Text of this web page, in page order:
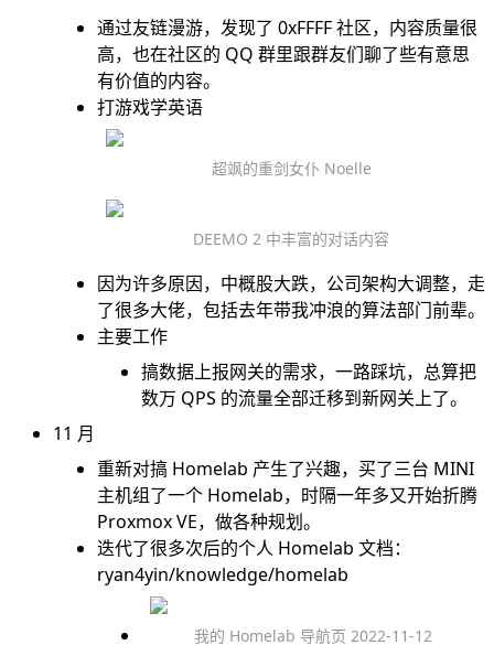
通过友链漫游，发现了 0xFFFF 社区，内容质量很
高，也在社区的 QQ 群里跟群友们聊了些有意思
有价值的内容。
打游戏学英语
超飒的重剑女仆 Noelle
DEEMO 2 中丰富的对话内容
因为许多原因，中概股大跌，公司架构大调整，走
了很多大佬，包括去年带我冲浪的算法部门前辈。
主要工作
搞数据上报网关的需求，一路踩坑，总算把
数万 QPS 的流量全部迁移到新网关上了。
11 月
重新对搞 Homelab 产生了兴趣，买了三台 MINI
主机组了一个 Homelab，时隔一年多又开始折腾
Proxmox VE，做各种规划。
迭代了很多次后的个人 Homelab 文档：
ryan4yin/knowledge/homelab
我的 Homelab 导航页 2022-11-12